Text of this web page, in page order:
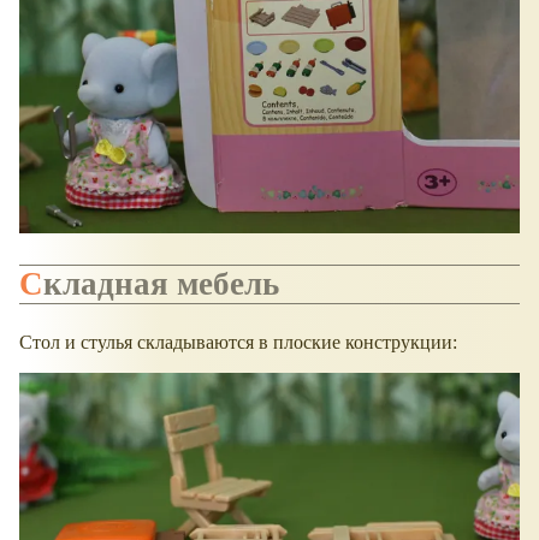
Складная мебель
Стол и стулья складываются в плоские конструкции: